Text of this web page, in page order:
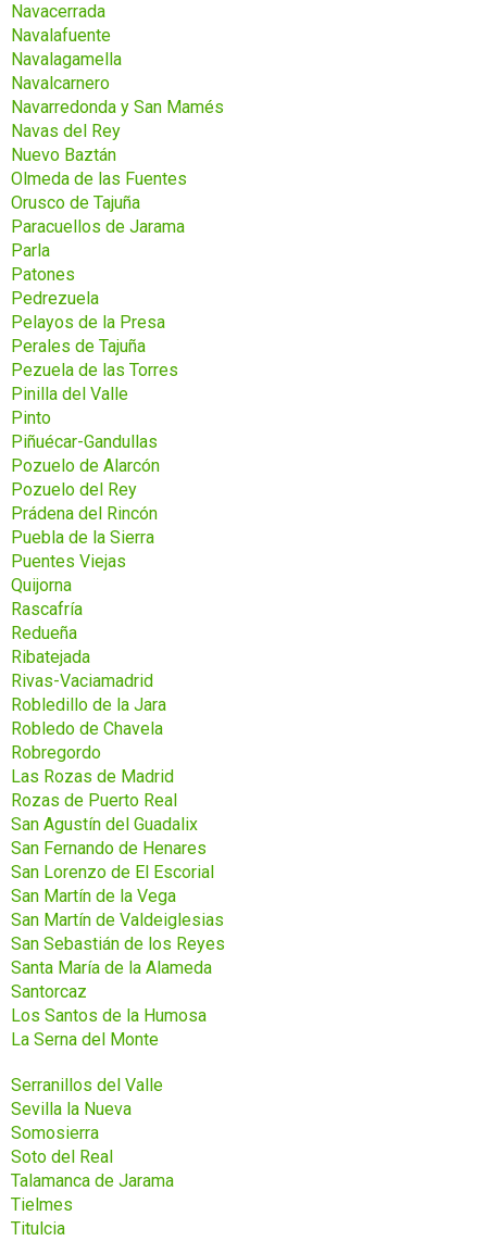
Navacerrada
Navalafuente
Navalagamella
Navalcarnero
Navarredonda y San Mamés
Navas del Rey
Nuevo Baztán
Olmeda de las Fuentes
Orusco de Tajuña
Paracuellos de Jarama
Parla
Patones
Pedrezuela
Pelayos de la Presa
Perales de Tajuña
Pezuela de las Torres
Pinilla del Valle
Pinto
Piñuécar-Gandullas
Pozuelo de Alarcón
Pozuelo del Rey
Prádena del Rincón
Puebla de la Sierra
Puentes Viejas
Quijorna
Rascafría
Redueña
Ribatejada
Rivas-Vaciamadrid
Robledillo de la Jara
Robledo de Chavela
Robregordo
Las Rozas de Madrid
Rozas de Puerto Real
San Agustín del Guadalix
San Fernando de Henares
San Lorenzo de El Escorial
San Martín de la Vega
San Martín de Valdeiglesias
San Sebastián de los Reyes
Santa María de la Alameda
Santorcaz
Los Santos de la Humosa
La Serna del Monte
Serranillos del Valle
Sevilla la Nueva
Somosierra
Soto del Real
Talamanca de Jarama
Tielmes
Titulcia